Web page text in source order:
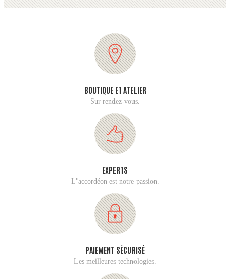
BOUTIQUE ET ATELIER
Sur rendez-vous.
EXPERTS
L’accordéon est notre passion.
PAIEMENT SÉCURISÉ
Les meilleures technologies.